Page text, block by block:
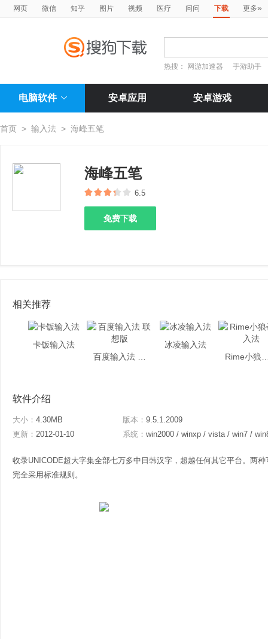
网页 微信 知乎 图片 视频 医疗 问问 下载 更多»
热搜： 网游加速器 手游助手
电脑软件 安卓应用 安卓游戏
首页 > 输入法 > 海峰五笔
海峰五笔
6.5
免费下载
相关推荐
卡饭输入法
冰凌输入法
软件介绍
大小： 4.30MB 版本： 9.5.1.2009
更新： 2012-01-10 系统： win2000 / winxp / vista / win7 /
收录UNICODE超大字集全部七万多中日韩汉字，超越任何其它平台。两
完全采用标准规则。